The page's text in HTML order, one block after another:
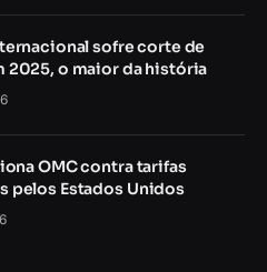
sofre corte de
2025, o maior da história
OMC contra tarifas
pelos Estados Unidos